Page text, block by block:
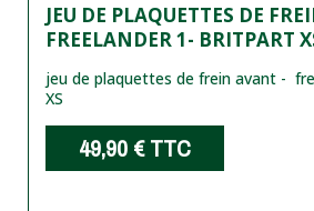
JEU DE PLAQUETTES DE
FREELANDER 1- BRITPART
jeu de plaquettes de frein avant -
XS
49,90 €TTC